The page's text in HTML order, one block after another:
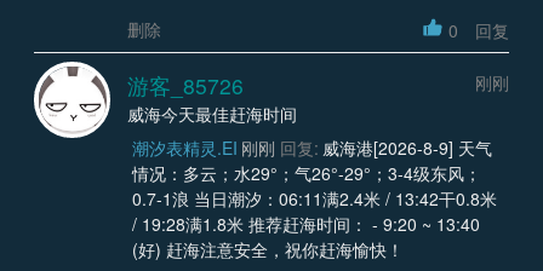
删除
0 回复
游客_85726
刚刚
威海今天最佳赶海时间
潮汐表精灵.EI 刚刚 回复: 威海港[2026-8-9] 天气
情况：多云；水29°；气26°-29°；3-4级东风；
0.7-1浪 当日潮汐：06:11满2.4米 / 13:42干0.8米
/ 19:28满1.8米 推荐赶海时间： - 9:20 ~ 13:40
(好) 赶海注意安全，祝你赶海愉快！